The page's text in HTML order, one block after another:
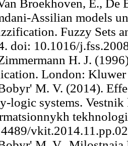
Broekhoven, E., De
Assilian models
Fuzzy Sets
doi: 10.1016/
H. J.
London: Kluwer
M. V. (2014).
logic systems.